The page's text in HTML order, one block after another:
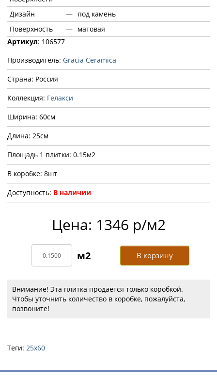
Дизайн — под камень
Поверхность
— матовая
Артикул: 106577
Производитель: Gracia Ceramica
Страна: Россия
Коллекция: Гелакси
Ширина: 60см
Длина: 25см
Площадь 1 плитки: 0.15м2
В коробке: 8шт
Доступность: В наличии
Цена: 1346 р/м2
В корзину
Внимание! Эта плитка продается только коробкой.
Чтобы уточнить количество в коробке, пожалуйста,
позвоните!
Теги: 25х60